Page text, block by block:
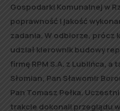
Gospodarki Komunalnej w
poprawność i jakość
zadania. W odbiorze, prócz
udział kierownik budowy
firmę RPM S.A. z Lublińca, a
Słomian, Pan Sławomir
Pan Tomasz Pełka.
trakcie dokonali przeglądu